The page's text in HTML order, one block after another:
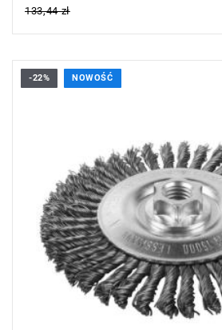
133,44 zł
-22% NOWOŚĆ